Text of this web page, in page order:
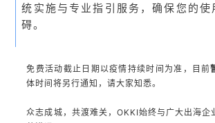
统实施与专业指引服务，确保您的使
碍。
免费活动截止日期以疫情持续时间为准，目前
体时间将另行通知，请大家知悉。
众志成城，共渡难关，OKKI始终与广大出海企